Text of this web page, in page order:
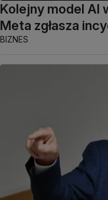
Kolejny model AI
Meta zgłasza
BIZNES